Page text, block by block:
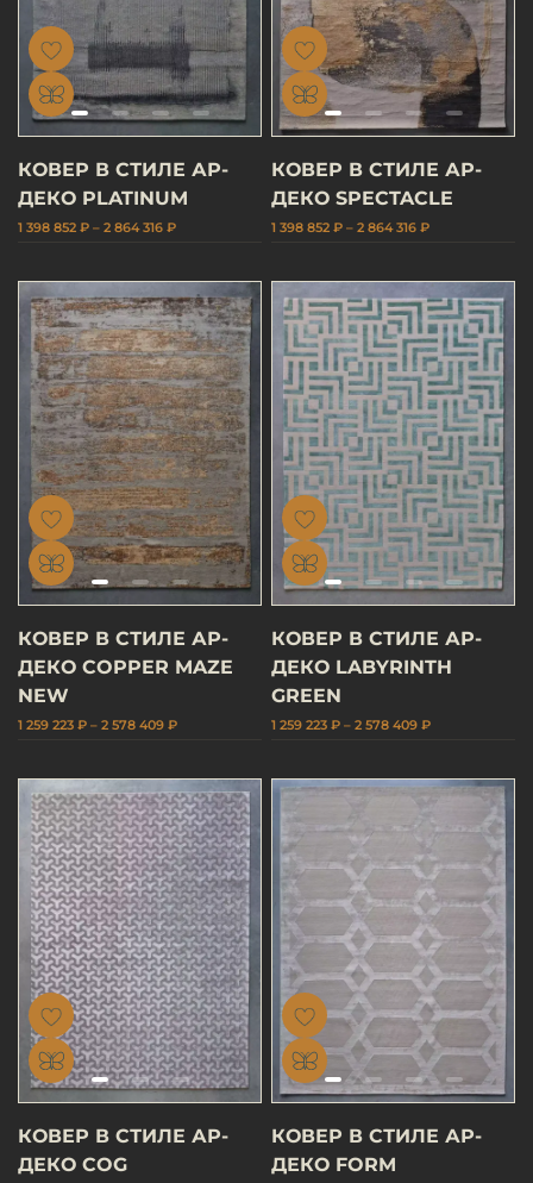
КОВЕР В СТИЛЕ АР-
ДЕКО PLATINUM
1 398 852 ₽ – 2 864 316 ₽
КОВЕР В СТИЛЕ АР-
ДЕКО SPECTACLE
1 398 852 ₽ – 2 864 316 ₽
КОВЕР В СТИЛЕ АР-
ДЕКО COPPER MAZE
NEW
1 259 223 ₽ – 2 578 409 ₽
КОВЕР В СТИЛЕ АР-
ДЕКО LABYRINTH
GREEN
1 259 223 ₽ – 2 578 409 ₽
КОВЕР В СТИЛЕ АР-
ДЕКО COG
КОВЕР В СТИЛЕ АР-
ДЕКО FORM